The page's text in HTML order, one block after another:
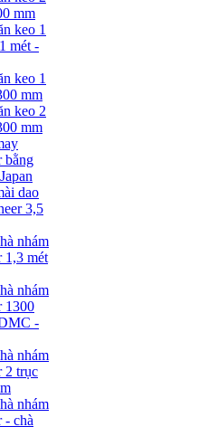
mm
keo 1
mét -
keo 1
mm
keo 2
mm
bằng
dao
3,5
nhám
1,3 mét
nhám
1300
-
nhám
2 trục
nhám
- chà